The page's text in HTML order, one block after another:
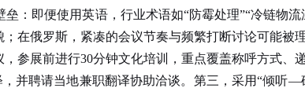
：即便使用英语，行业术语如“防霉处理”“冷链物
在俄罗斯，紧凑的会议节奏与频繁打断讨论可能被
展前进行30分钟文化培训，重点覆盖称呼方式、
并聘请当地兼职翻译协助洽谈。第三，采用“倾听